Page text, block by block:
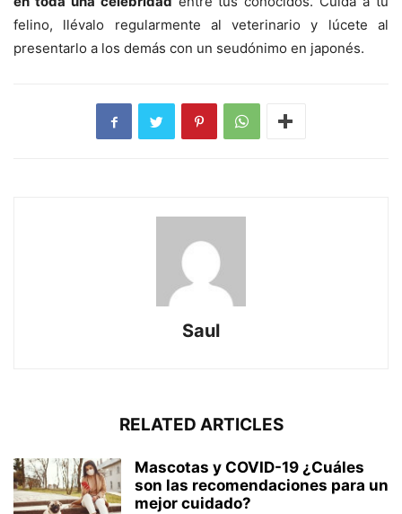
felino, llévalo regularmente al veterinario y lúcete al
presentarlo a los demás con un seudónimo en japonés.
Saul
RELATED ARTICLES
Mascotas y COVID-19 ¿Cuáles
son las recomendaciones para un
mejor cuidado?